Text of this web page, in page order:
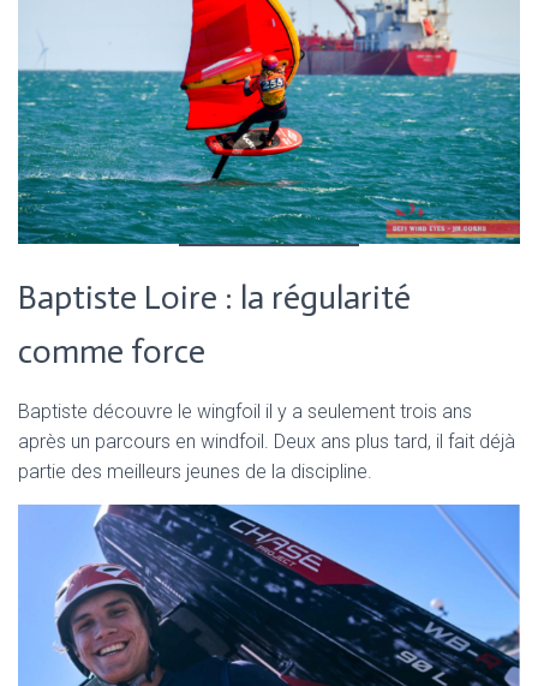
Baptiste Loire : la régularité
comme force
Baptiste découvre le wingfoil il y a seulement trois ans
après un parcours en windfoil. Deux ans plus tard, il fait déjà
partie des meilleurs jeunes de la discipline.